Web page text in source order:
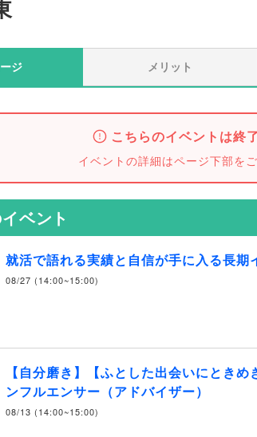
ジ メリット
こちらのイベントは終
イベントの詳細はページ下部をご
ベント
就活で語れる実績と自信が手に入る長期
08/27 (14:00~15:00)
【自分磨き】【ふとした出会いにとき
ンフルエンサー（アドバイザー）
08/13 (14:00~15:00)